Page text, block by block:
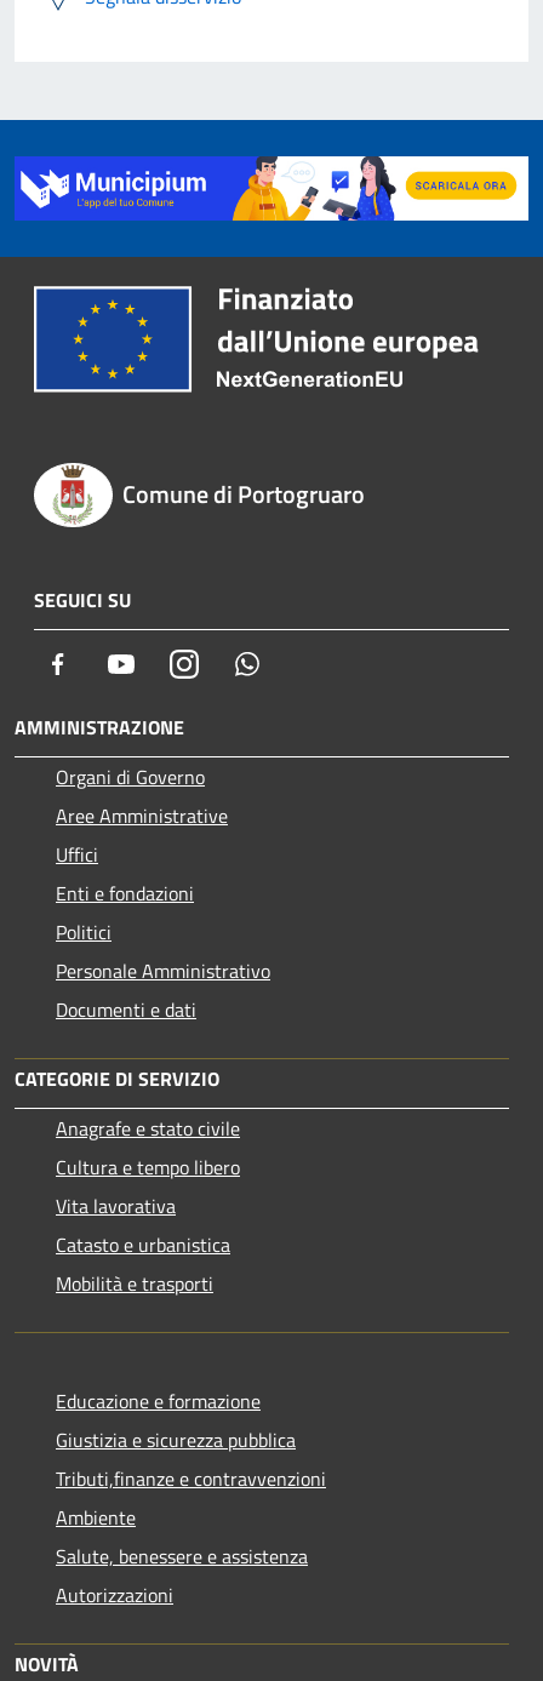
Comune di Portogruaro
SEGUICI SU
Facebook YoutubeInstagram
AMMINISTRAZIONE
Organi di Governo
Aree Amministrative
Uffici
Enti e fondazioni
Politici
Personale Amministrativo
Documenti e dati
CATEGORIE DI SERVIZIO
Anagrafe e stato civile
Cultura e tempo libero
Vita lavorativa
Catasto e urbanistica
Mobilità e trasporti
Educazione e formazione
Giustizia e sicurezza pubblica
Tributi,finanze e contravvenzioni
Ambiente
Salute, benessere e assistenza
Autorizzazioni
NOVITÀ